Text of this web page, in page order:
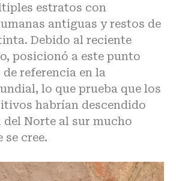
estratos con
antiguas y restos de
Debido al reciente
posicionó a este punto
referencia en la
lo que prueba que los
habrían descendido
del Norte al sur mucho
se cree.